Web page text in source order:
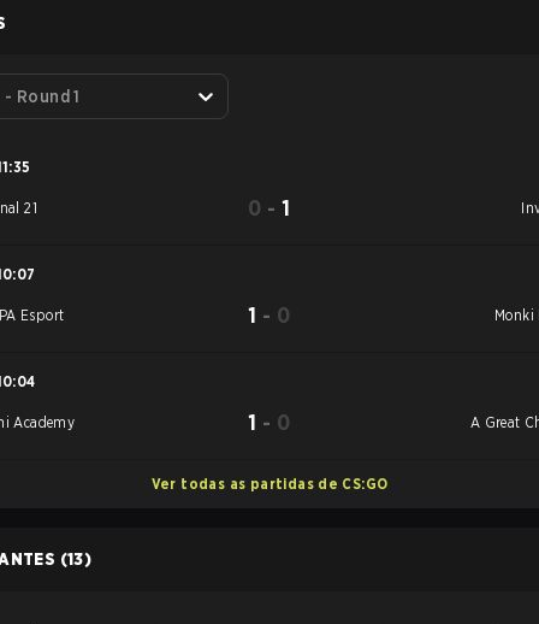
Round 1
21 0 -1
Esport 1 - 0 Monki
Academy 1 - 0 A Great
Ver todas as partidas de CS:GO
(13)